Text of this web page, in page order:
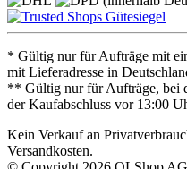
* Gültig nur für Aufträge mit
mit Lieferadresse in
** Gültig nur für Aufträge, bei
der Kaufabschluss vor 13:00
Kein Verkauf an
Versandkosten.